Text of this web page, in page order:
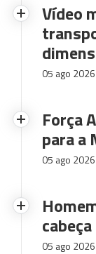
Vídeo
05 ago 2026
Força
para a
05 ago 2026
cabeça
05 ago 2026